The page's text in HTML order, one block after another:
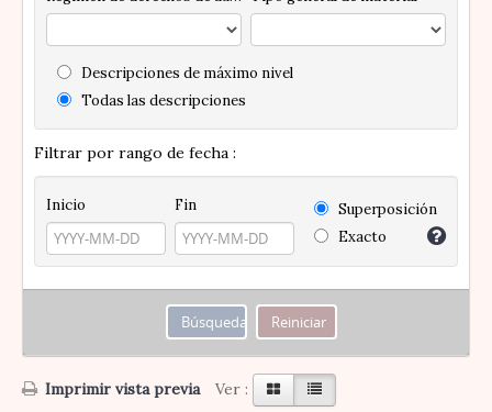
Descripciones de máximo nivel
Todas las descripciones
Filtrar por rango de fecha :
Inicio Fin
Superposición
Exacto
Imprimir vista previa Ver :